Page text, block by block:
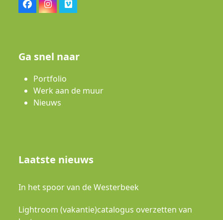
FacebookInstagram
Vimeo
Ga snel naar
Portfolio
Werk aan de muur
Nieuws
Laatste nieuws
In het spoor van de Westerbeek
Lightroom (vakantie)catalogus overzetten van